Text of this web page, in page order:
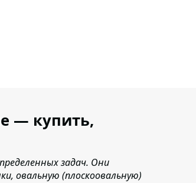
— купить,
задач. Они
овальную (плоскоовальную)